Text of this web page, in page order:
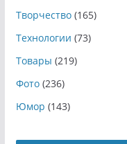
Творчество(165)
Технологии (73)
Товары (219)
Фото(236)
Юмор (143)